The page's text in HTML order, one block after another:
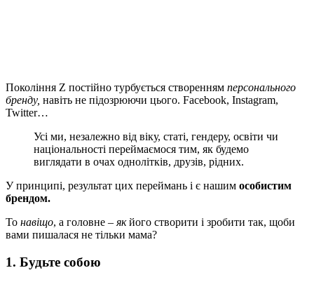
Покоління Z постійно турбується створенням персонального
бренду, навіть не підозрюючи цього. Facebook, Instagram,
Twitter…
Усі ми, незалежно від віку, статі, гендеру, освіти чи
національності переймаємося тим, як будемо
виглядати в очах однолітків, друзів, рідних.
У принципі, результат цих переймань і є нашим особистим
брендом.
То навіщо, а головне – якйого створити і зробити так, щоби
вами пишалася не тільки мама?
1. Будьте собою